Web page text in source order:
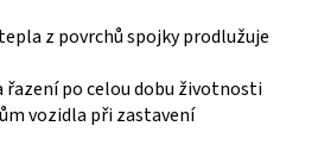
z povrchů spojky prodlužuje
řazení po celou dobu životnosti
vozidla při zastavení